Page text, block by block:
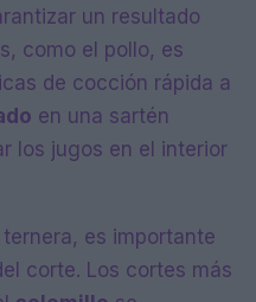
un resultado
como el pollo, es
de cocción rápida a
en una sartén
los jugos en el interior
es importante
corte. Los cortes más